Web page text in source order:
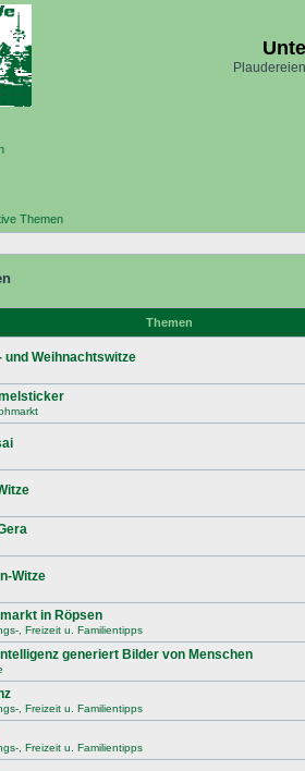
Themen
Themen
und Weihnachtswitze
Witze
in Röpsen
, Freizeit u. Familientipps
generiert Bilder von Menschen
, Freizeit u. Familientipps
, Freizeit u. Familientipps